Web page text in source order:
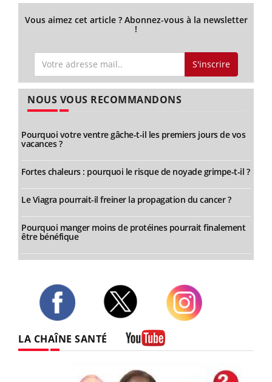
Vous aimez cet article ? Abonnez-vous à la newsletter
!
S'inscrire
NOUS VOUS RECOMMANDONS
Pourquoi votre ventre gâche-t-il les premiers jours de vos
vacances ?
Fortes chaleurs : pourquoi le risque de noyade grimpe-t-il ?
Le Viagra pourrait-il freiner la propagation du cancer ?
Pourquoi manger moins de protéines pourrait finalement
être bénéfique
LA CHAÎNE SANTÉ